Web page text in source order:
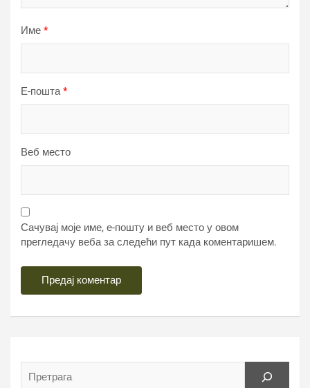
Име *
Е-пошта*
Веб место
Сачувај моје име, е-пошту и веб место у овом
прегледачу веба за следећи пут када коментаришем.